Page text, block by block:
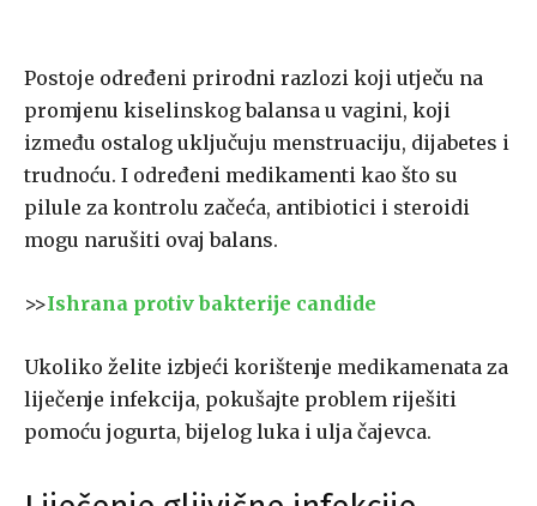
Postoje određeni prirodni razlozi koji utječu na
promjenu kiselinskog balansa u vagini, koji
između ostalog uključuju menstruaciju, dijabetes i
trudnoću. I određeni medikamenti kao što su
pilule za kontrolu začeća, antibiotici i steroidi
mogu narušiti ovaj balans.
>>Ishrana protiv bakterije candide
Ukoliko želite izbjeći korištenje medikamenata za
liječenje infekcija, pokušajte problem riješiti
pomoću jogurta, bijelog luka i ulja čajevca.